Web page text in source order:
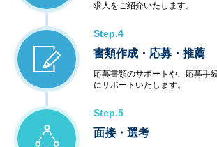
求人をご紹介いたします。
Step.4
書類作成・応募・推薦
応募書類のサポートや、応募手
にサポートいたします。
Step.5
面接・選考